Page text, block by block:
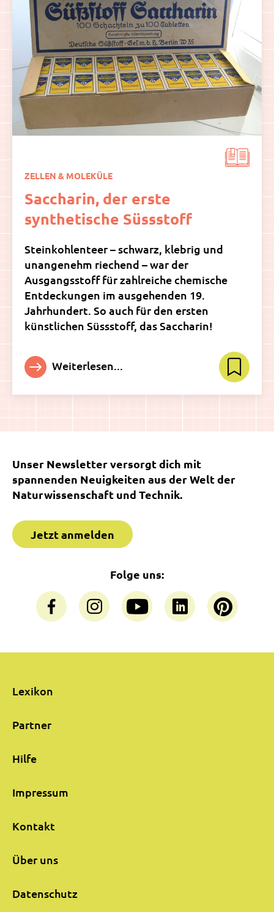
ZELLEN & MOLEKÜLE
Saccharin, der erste
synthetische Süssstoff
Steinkohlenteer – schwarz, klebrig und
unangenehm riechend – war der
Ausgangsstoff für zahlreiche chemische
Entdeckungen im ausgehenden 19.
Jahrhundert. So auch für den ersten
künstlichen Süssstoff, das Saccharin!
Weiterlesen...
Unser Newsletter versorgt dich mit
spannenden Neuigkeiten aus der Welt der
Naturwissenschaft und Technik.
Jetzt anmelden
Folge uns:
Lexikon
Partner
Hilfe
Impressum
Kontakt
Über uns
Datenschutz